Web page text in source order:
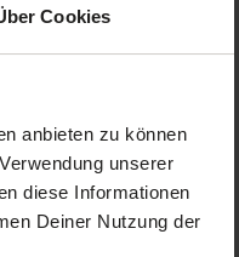
Cookies
anbieten zu können
unserer
diese Informationen
Deiner Nutzung der